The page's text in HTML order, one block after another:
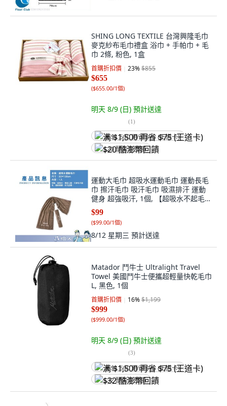
SHING LONG TEXTILE 台灣興隆毛巾
麥克紗布毛巾禮盒 浴巾 + 手帕巾 + 毛
巾 2條, 粉色, 1盒
首購折扣價 23%$855
$655
($655.00/1個)
明天 8/9 (日) 預計送達
(1)
满 $1,500 再省 $75 (王道卡)
$20 酷澎幣回饋
運動大毛巾 超吸水運動毛巾 運動長毛
巾 擦汗毛巾 吸汗毛巾 吸濕排汗 運動
健身 超強吸汗, 1個, 【超吸水不起毛運
動長毛巾】咖啡色
$99
($99.00/1個)
8/12 星期三 預計送達
Matador 鬥牛士 Ultralight Travel
Towel 美國鬥牛士便攜超輕量快乾毛巾
L, 黑色, 1個
首購折扣價 16%$1,199
$999
($999.00/1個)
明天 8/9 (日) 預計送達
(3)
满 $1,500 再省 $75 (王道卡)
$32 酷澎幣回饋